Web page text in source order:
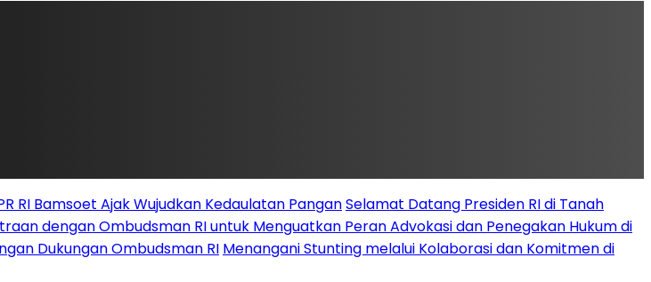
RI Bamsoet Ajak Wujudkan Kedaulatan PanganSelamat Datang Presiden RI di Tanah
dengan Ombudsman RI untuk Menguatkan Peran Advokasi dan Penegakan Hukum di
Dukungan Ombudsman RI Menangani Stunting melalui Kolaborasi dan Komitmen di